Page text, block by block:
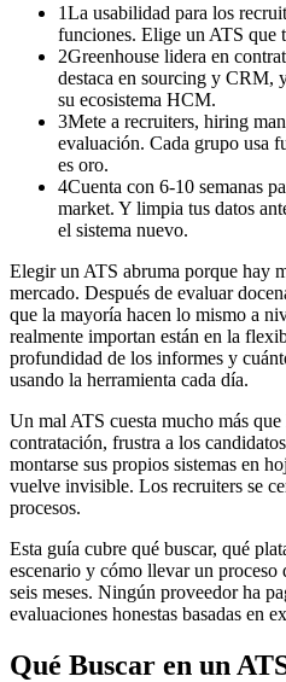
1La usabilidad para los
funciones. Elige un ATS que
2Greenhouse lidera en
destaca en sourcing y CRM,
su ecosistema HCM.
3Mete a recruiters, hiring
evaluación. Cada grupo usa
es oro.
4Cuenta con 6-10 semanas
market. Y limpia tus datos
el sistema nuevo.
Elegir un ATS abruma porque hay
mercado. Después de evaluar
que la mayoría hacen lo mismo a
realmente importan están en la
profundidad de los informes y
usando la herramienta cada día.
Un mal ATS cuesta mucho más
contratación, frustra a los
montarse sus propios sistemas en
vuelve invisible. Los recruiters se
procesos.
Esta guía cubre qué buscar, qué
escenario y cómo llevar un proceso
seis meses. Ningún proveedor ha
evaluaciones honestas basadas en
Qué Buscar en un